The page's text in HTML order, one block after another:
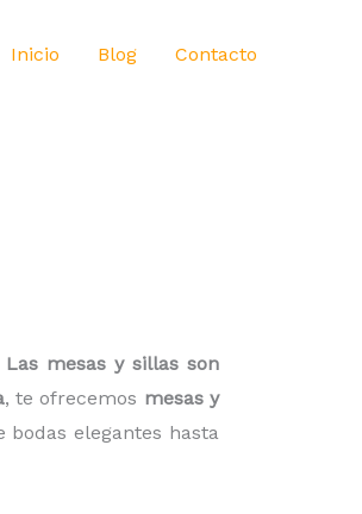
Inicio Blog Contacto
Las mesas y sillas son
, te ofrecemos mesas y
elegantes hasta